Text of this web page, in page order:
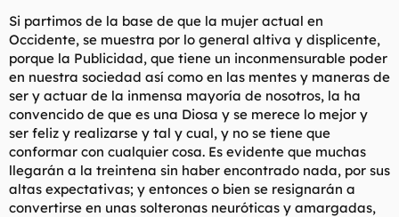
un bar, deberias entrar y no hablarles. Que te inviten ellas a
tomar una bebida y a cenar. Que piensen que tienes muchas
cosas que hacer. Lo que quieres que piense es que tienes
mejores cosas que hacer que estar con ella y que tiene suerte
de que te molestes en pasar tiempo con ella porque podrias
estar con otra.
NUNCA, Y DIGO NUNCA les compres una bebida, sobre todo si
están con sus amigas porque entonces, si son unas zorras
detestables, te usaran para que les pagues las bebidas también
a sus amigas y después te ignoraran. Las mujerse NO respetan
a los pardillos.
Si partimos de la base de que la mujer actual en
Occidente, se muestra por lo general altiva y displicente,
porque la Publicidad, que tiene un inconmensurable poder
en nuestra sociedad así como en las mentes y maneras de
ser y actuar de la inmensa mayoría de nosotros, la ha
convencido de que es una Diosa y se merece lo mejor y
ser feliz y realizarse y tal y cual, y no se tiene que
conformar con cualquier cosa. Es evidente que muchas
llegarán a la treintena sin haber encontrado nada, por sus
altas expectativas; y entonces o bien se resignarán a
convertirse en unas solteronas neuróticas y amargadas,